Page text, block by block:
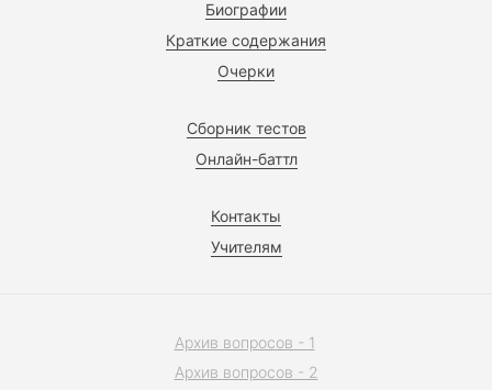
Биографии
Краткие содержания
Очерки
Сборник тестов
Онлайн-баттл
Контакты
Учителям
Архив вопросов - 1
Архив вопросов - 2